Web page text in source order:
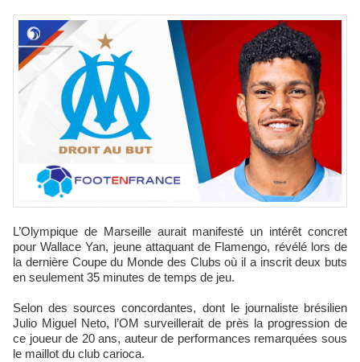
L’Olympique de Marseille aurait manifesté un intérêt concret
pour Wallace Yan, jeune attaquant de Flamengo, révélé lors de
la dernière Coupe du Monde des Clubs où il a inscrit deux buts
en seulement 35 minutes de temps de jeu.
Selon des sources concordantes, dont le journaliste brésilien
Julio Miguel Neto, l’OM surveillerait de près la progression de
ce joueur de 20 ans, auteur de performances remarquées sous
le maillot du club carioca.